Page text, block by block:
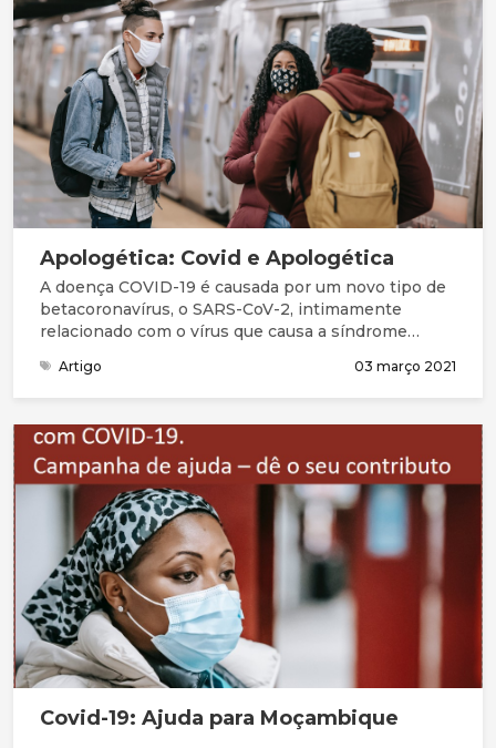
Apologética: Covid e Apologética
A doença COVID-19 é causada por um novo tipo de
betacoronavírus, o SARS-CoV-2, intimamente
relacionado com o vírus que causa a síndrome
na mesma espécie viral. O vírus é uma cadeia
simples de RNA envolvida em proteína, e o
ligação ao receptor ACE2, que é encontrado na
membrana celular de uma variedade de tecidos
humanos.
Artigo 03 março 2021
Covid-19: Ajuda para Moçambique